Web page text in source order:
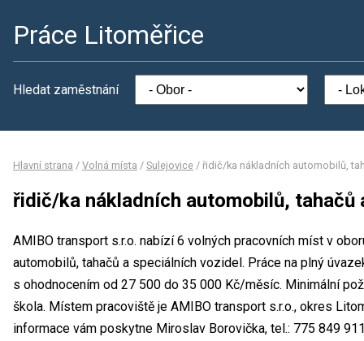
Práce Litoměřice
Hledat zaměstnání
Hlavní strana / Volná místa / Sulejovice / řidič/ka nákladních automobilů,
řidič/ka nákladních automobilů, tahačů
AMIBO transport s.r.o. nabízí 6 volných pracovních míst v
automobilů, tahačů a speciálních vozidel. Práce na plný
s ohodnocením od 27 500 do 35 000 Kč/měsíc. Minimální
škola. Místem pracoviště je AMIBO transport s.r.o., okres
informace vám poskytne Miroslav Borovička, tel.: 775 849